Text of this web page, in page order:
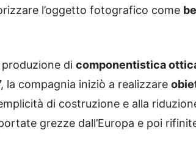
l’oggetto fotografico come
di componentistica
la compagnia iniziò a realizzare
di costruzione e alla
grezze dall’Europa e poi